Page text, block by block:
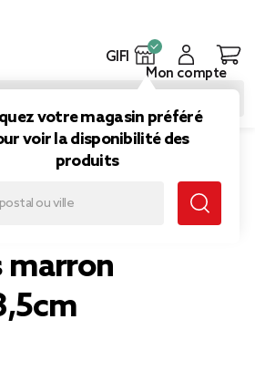
GIFI
votre magasin préféré
voir la disponibilité des
produits
Mon compte
plastique 45cl
marron